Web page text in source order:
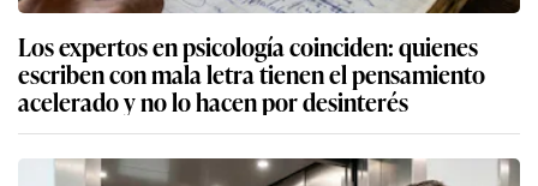
Los expertos en psicología coinciden: quienes
escriben con mala letra tienen el pensamiento
acelerado y no lo hacen por desinterés